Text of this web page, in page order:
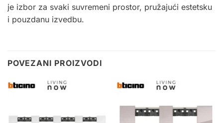
je izbor za svaki suvremeni prostor, pružajući estetsku
i pouzdanu izvedbu.
POVEZANI PROIZVODI